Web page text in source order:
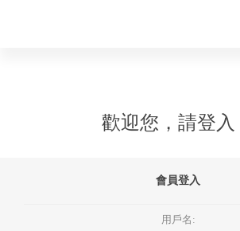
歡迎您，請登入
會員登入
用戶名: